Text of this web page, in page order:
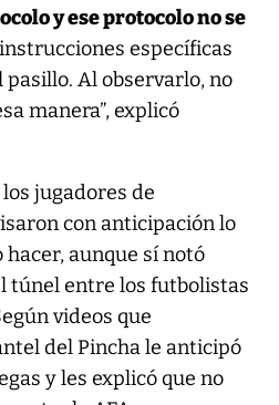
y ese protocolo no se
específicas
pasillo. Al observarlo, no
manera”, explicó
jugadores de
con anticipación lo
aunque sí notó
túnel entre los futbolistas
videos que
del Pincha le anticipó
y les explicó que no